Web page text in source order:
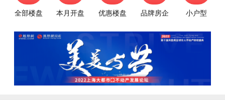
全部楼盘 本月开盘 优惠楼盘 品牌房企 小户型